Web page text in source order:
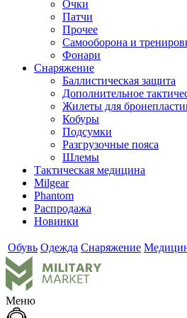
Очки
Патчи
Прочее
Самооборона и
Фонари
Снаряжение
Баллистическая защита
Дополнительное
Жилеты для
Кобуры
Подсумки
Разгрузочные пояса
Шлемы
Тактическая медицина
Milgear
Phantom
Распродажа
Новинки
Обувь Одежда Снаряжение
Меню